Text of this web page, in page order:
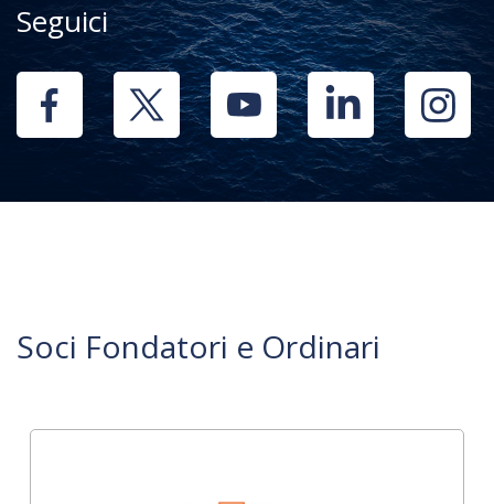
Seguici
Soci Fondatori e Ordinari